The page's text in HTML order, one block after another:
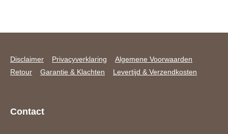
Disclaimer Privacyverklaring
Algemene Voorwaarden
Retour
Garantie & Klachten Levertijd & Verzendkosten
Contact